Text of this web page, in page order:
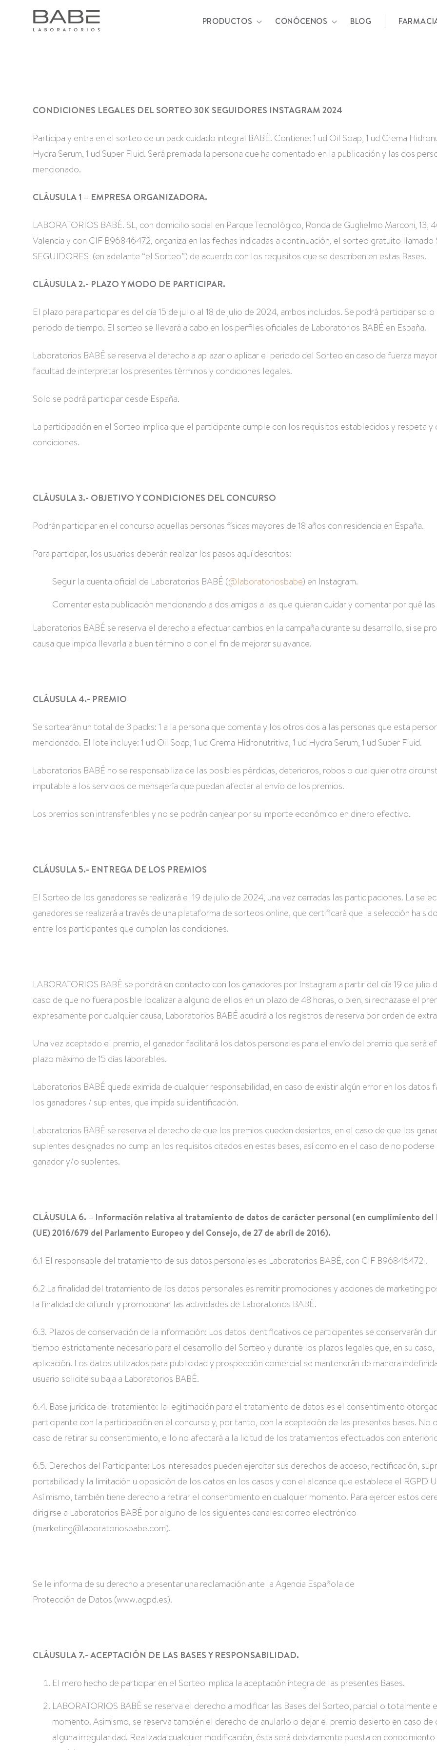
PRODUCTOS CONÓCENOS BLOG
CONDICIONES LEGALES DEL SORTEO 30K SEGUIDORES INSTAGRAM 2024
Participa y entra en el sorteo de un pack cuidado integral BABÉ. Contiene: 1 ud Oil Soap, 1 ud Crema
Hydra Serum, 1 ud Super Fluid. Será premiada la persona que ha comentado en la publicación y las dos
mencionado.
CLÁUSULA 1 – EMPRESA ORGANIZADORA.
LABORATORIOS BABÉ. SL, con domicilio social en Parque Tecnológico, Ronda de Guglielmo Marconi, 13,
Valencia y con CIF B96846472, organiza en las fechas indicadas a continuación, el sorteo gratuito llamado
SEGUIDORES (en adelante “el Sorteo”) de acuerdo con los requisitos que se describen en estas Bases.
CLÁUSULA 2.- PLAZO Y MODO DE PARTICIPAR.
El plazo para participar es del día 15 de julio al 18 de julio de 2024, ambos incluidos. Se podrá participar
periodo de tiempo. El sorteo se llevará a cabo en los perfiles oficiales de Laboratorios BABÉ en España.
Laboratorios BABÉ se reserva el derecho a aplazar o aplicar el periodo del Sorteo en caso de fuerza
facultad de interpretar los presentes términos y condiciones legales.
Solo se podrá participar desde España.
La participación en el Sorteo implica que el participante cumple con los requisitos establecidos y respeta y
condiciones.
CLÁUSULA 3.- OBJETIVO Y CONDICIONES DEL CONCURSO
Podrán participar en el concurso aquellas personas físicas mayores de 18 años con residencia en España.
Para participar, los usuarios deberán realizar los pasos aquí descritos:
Seguir la cuenta oficial de Laboratorios BABÉ (@laboratoriosbabe) en Instagram.
Comentar esta publicación mencionando a dos amigos a las que quieran cuidar y comentar por qué las
Laboratorios BABÉ se reserva el derecho a efectuar cambios en la campaña durante su desarrollo, si se
causa que impida llevarla a buen término o con el fin de mejorar su avance.
CLÁUSULA 4.- PREMIO
Se sortearán un total de 3 packs: 1 a la persona que comenta y los otros dos a las personas que esta
mencionado. El lote incluye: 1 ud Oil Soap, 1 ud Crema Hidronutritiva, 1 ud Hydra Serum, 1 ud Super Fluid.
Laboratorios BABÉ no se responsabiliza de las posibles pérdidas, deterioros, robos o cualquier otra
imputable a los servicios de mensajería que puedan afectar al envío de los premios.
Los premios son intransferibles y no se podrán canjear por su importe económico en dinero efectivo.
CLÁUSULA 5.- ENTREGA DE LOS PREMIOS
El Sorteo de los ganadores se realizará el 19 de julio de 2024, una vez cerradas las participaciones. La
ganadores se realizará a través de una plataforma de sorteos online, que certificará que la selección ha
entre los participantes que cumplan las condiciones.
LABORATORIOS BABÉ se pondrá en contacto con los ganadores por Instagram a partir del día 19 de julio
caso de que no fuera posible localizar a alguno de ellos en un plazo de 48 horas, o bien, si rechazase el
expresamente por cualquier causa, Laboratorios BABÉ acudirá a los registros de reserva por orden de
Una vez aceptado el premio, el ganador facilitará los datos personales para el envío del premio que será
plazo máximo de 15 días laborables.
Laboratorios BABÉ queda eximida de cualquier responsabilidad, en caso de existir algún error en los datos
los ganadores / suplentes, que impida su identificación.
Laboratorios BABÉ se reserva el derecho de que los premios queden desiertos, en el caso de que los
suplentes designados no cumplan los requisitos citados en estas bases, así como en el caso de no
ganador y/o suplentes.
CLÁUSULA 6. – Información relativa al tratamiento de datos de carácter personal (en cumplimiento del
(UE) 2016/679 del Parlamento Europeo y del Consejo, de 27 de abril de 2016).
6.1 El responsable del tratamiento de sus datos personales es Laboratorios BABÉ, con CIF B96846472 .
6.2 La finalidad del tratamiento de los datos personales es remitir promociones y acciones de marketing
la finalidad de difundir y promocionar las actividades de Laboratorios BABÉ.
6.3. Plazos de conservación de la información: Los datos identificativos de participantes se conservarán
tiempo estrictamente necesario para el desarrollo del Sorteo y durante los plazos legales que, en su caso,
aplicación. Los datos utilizados para publicidad y prospección comercial se mantendrán de manera
usuario solicite su baja a Laboratorios BABÉ.
6.4. Base jurídica del tratamiento: la legitimación para el tratamiento de datos es el consentimiento
participante con la participación en el concurso y, por tanto, con la aceptación de las presentes bases. No
caso de retirar su consentimiento, ello no afectará a la licitud de los tratamientos efectuados con
6.5. Derechos del Participante: Los interesados pueden ejercitar sus derechos de acceso, rectificación,
portabilidad y la limitación u oposición de los datos en los casos y con el alcance que establece el RGPD
Así mismo, también tiene derecho a retirar el consentimiento en cualquier momento. Para ejercer estos
dirigirse a Laboratorios BABÉ por alguno de los siguientes canales: correo electrónico
(marketing@laboratoriosbabe.com).
Se le informa de su derecho a presentar una reclamación ante la Agencia Española de
Protección de Datos (www.agpd.es).
CLÁUSULA 7.- ACEPTACIÓN DE LAS BASES Y RESPONSABILIDAD.
El mero hecho de participar en el Sorteo implica la aceptación íntegra de las presentes Bases.
LABORATORIOS BABÉ se reserva el derecho a modificar las Bases del Sorteo, parcial o totalmente
momento. Asimismo, se reserva también el derecho de anularlo o dejar el premio desierto en caso
alguna irregularidad. Realizada cualquier modificación, ésta será debidamente puesta en